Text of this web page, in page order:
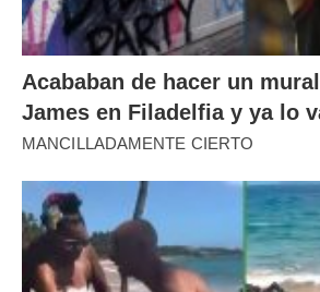
Acababan de hacer un
James en Filadelfia y ya lo
MANCILLADAMENTE CIERTO